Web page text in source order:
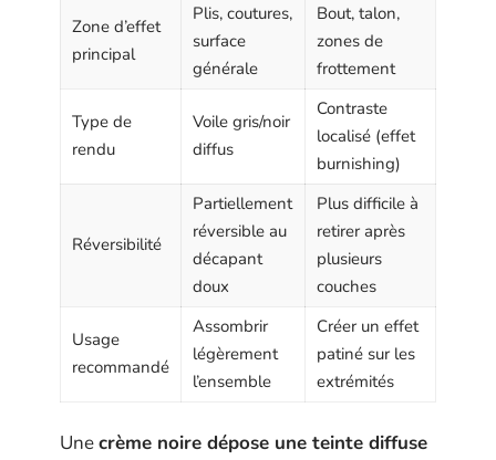
Zone d’effet
principal
Plis, coutures,
surface
générale
Bout, talon,
zones de
frottement
Type de
rendu
Voile gris/noir
diffus
Contraste
localisé (effet
burnishing)
Réversibilité
Partiellement
réversible au
décapant
doux
Plus difficile à
retirer après
plusieurs
couches
Usage
recommandé
Assombrir
légèrement
l’ensemble
Créer un effet
patiné sur les
extrémités
Unecrème noire dépose une teinte diffuse